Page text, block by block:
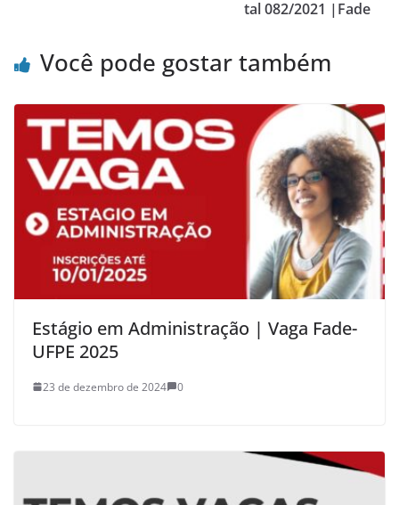
tal 082/2021 |Fade
Você pode gostar também
Estágio em Administração | Vaga Fade-
UFPE 2025
23 de dezembro de 2024 0